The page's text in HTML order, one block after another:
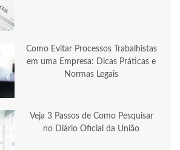
Como Evitar Processos Trabalhistas
em uma Empresa: Dicas Práticas e
Normas Legais
Veja 3 Passos de Como Pesquisar
no Diário Oficial da União